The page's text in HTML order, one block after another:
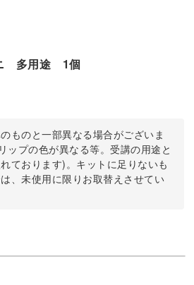
多用途 1個
ものと一部異なる場合がございま
ップの色が異なる等。受講の用途と
ております)。キットに足りないも
、未使用に限りお取替えさせてい